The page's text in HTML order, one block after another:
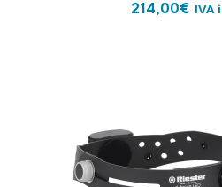
214,00€ IVA